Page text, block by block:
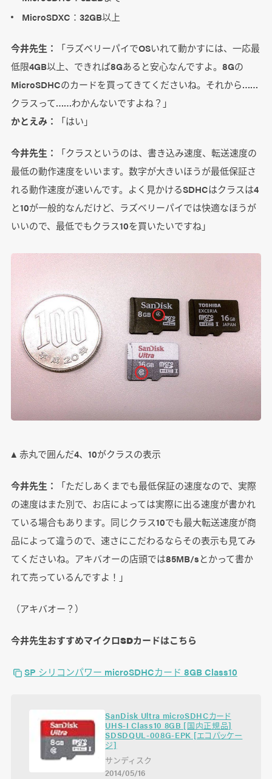
MicroSDXC：32GB以上
今井先生：
「ラズベリーパイでOSいれて動かすには、一応最
低限4GB以上、できれば8Gあると安心なんですよ。8Gの
MicroSDHCのカードを買ってきてくださいね。それから……
クラスって……わかんないですよね？」
かとえみ：
「はい」
今井先生：
「クラスというのは、書き込み速度、転送速度の
最低の動作速度をいいます。数字が大きいほうが最低保証さ
れる動作速度が速いんです。よく見かけるSDHCはクラスは4
と10が一般的なんだけど、ラズベリーパイでは快適なほうが
いいので、最低でもクラス10を買いたいですね」
▲ 赤丸で囲んだ4、10がクラスの表示
今井先生：
「ただしあくまでも最低保証の速度なので、実際
の速度はまた別で、お店によっては実際に出る速度が書かれ
ている場合もあります。同じクラス10でも最大転送速度が商
品によって違うので、速さにこだわるならその表示も見てみ
てくださいね。アキバオーの店頭では85MB/sとかって書か
れて売っているんですよ！」
（アキバオー？）
今井先生おすすめマイクロSDカードはこちら
SP シリコンパワー microSDHCカード 8GB Class10
SanDisk Ultra microSDHCカード
UHS-I Class10 8GB [国内正規品]
SDSDQUL-008G-EPK [エコパッケー
ジ]
サンディスク
2014/05/16